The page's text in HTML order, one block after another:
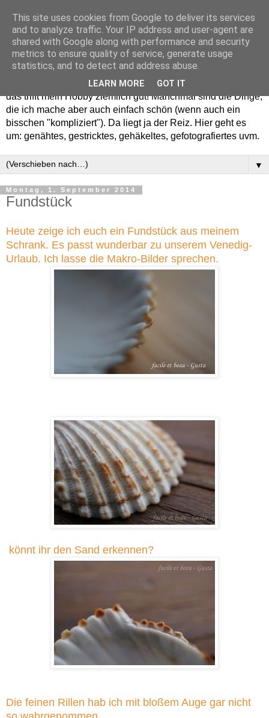
Willkommen in meinem "Wohnzimmer". Einfach und schön -
das trifft mein Hobby ziemlich gut! Manchmal sind die Dinge,
die ich mache aber auch einfach schön (wenn auch ein
bisschen "kompliziert"). Da liegt ja der Reiz. Hier geht es
um: genähtes, gestricktes, gehäkeltes, gefotografiertes uvm.
▼
Montag, 1. September 2014
Fundstück
Heute zeige ich euch ein Fundstück aus meinem
Schrank. Es passt wunderbar zu unserem Venedig-
Urlaub. Ich lasse die Makro-Bilder sprechen.
könnt ihr den Sand erkennen?
Die feinen Rillen hab ich mit bloßem Auge gar nicht
This site uses cookies from Google to deliver its services
and to analyze traffic. Your IP address and user-agent are
shared with Google along with performance and security
metrics to ensure quality of service, generate usage
statistics, and to detect and address abuse.
LEARN MORE GOT IT